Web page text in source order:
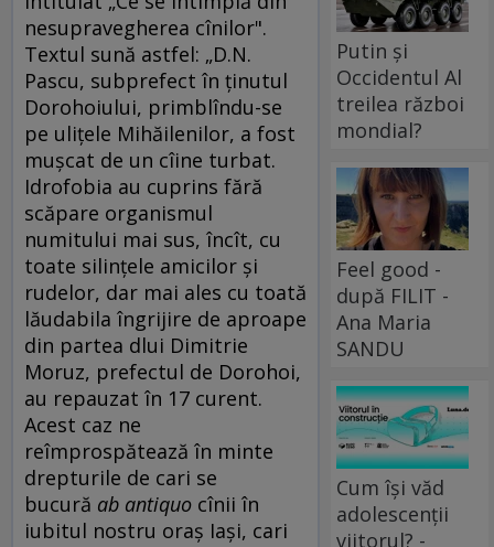
nesupravegherea cînilor".
Textul sună astfel: „D.N.
Pascu, subprefect în ţinutul
Dorohoiului, primblîndu-se
pe uliţele Mihăilenilor, a fost
muşcat de un cîine turbat.
Idrofobia au cuprins fără
scăpare organismul
numitului mai sus, încît, cu
toate silinţele amicilor şi
rudelor, dar mai ales cu toată
lăudabila îngrijire de aproape
din partea dlui Dimitrie
Moruz, prefectul de Dorohoi,
au repauzat în 17 curent.
Acest caz ne
reîmprospătează în minte
drepturile de cari se
bucură ab antiquo cînii în
iubitul nostru oraş Iaşi, cari
Putin și
Occidentul Al
treilea război
mondial?
Feel good -
după FILIT -
Ana Maria
SANDU
Cum își văd
adolescenții
viitorul? -